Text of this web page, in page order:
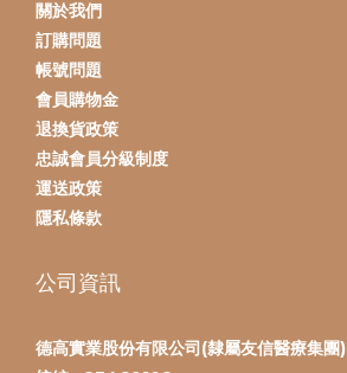
關於我們
訂購問題
帳號問題
會員購物金
退換貨政策
忠誠會員分級制度
運送政策
隱私條款
公司資訊
德高實業股份有限公司(隸屬友信醫療集團)